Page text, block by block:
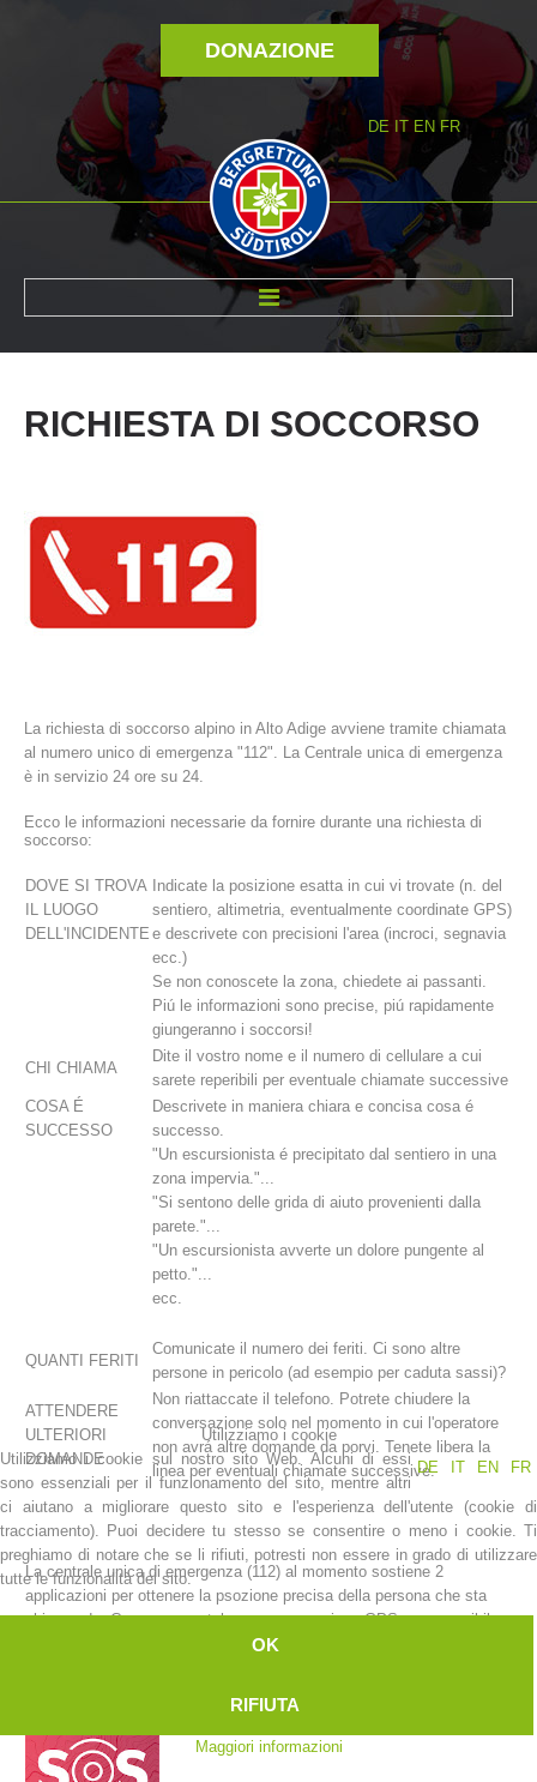
DONAZIONE
DE IT EN FR
La storia
Stazioni del soccorso alpino
RICHIESTA DI SOCCORSO
La richiesta di soccorso alpino in Alto Adige avviene tramite chiamata
al numero unico di emergenza "112". La Centrale unica di emergenza
è in servizio 24 ore su 24.
Ecco le informazioni necessarie da fornire durante una richiesta di
soccorso:
DOVE SI TROVA
IL LUOGO
DELL'INCIDENTE
Indicate la posizione esatta in cui vi trovate (n. del
sentiero, altimetria, eventualmente coordinate GPS)
e descrivete con precisioni l'area (incroci, segnavia
ecc.)
Se non conoscete la zona, chiedete ai passanti.
Piú le informazioni sono precise, piú rapidamente
giungeranno i soccorsi!
CHI CHIAMA
Dite il vostro nome e il numero di cellulare a cui
sarete reperibili per eventuale chiamate successive
COSA É
SUCCESSO
Descrivete in maniera chiara e concisa cosa é
successo.
"Un escursionista é precipitato dal sentiero in una
zona impervia."...
"Si sentono delle grida di aiuto provenienti dalla
parete."...
"Un escursionista avverte un dolore pungente al
petto."...
ecc.
QUANTI FERITI
Comunicate il numero dei feriti. Ci sono altre
persone in pericolo (ad esempio per caduta sassi)?
ATTENDERE
ULTERIORI
DOMANDE
Non riattaccate il telefono. Potrete chiudere la
conversazione solo nel momento in cui l'operatore
non avrá altre domande da porvi. Tenete libera la
linea per eventuali chiamate successive.
La centrale unica di emergenza (112) al momento sostiene 2
applicazioni per ottenere la psozione precisa della persona che sta
chiamando. Con uno smartphone a connessione GPS e se possibile
anche rete internet la centrale riceve la posizione esatta del
Utilizziamo i cookie
DE
IT EN FR
Utilizziamo i cookie sul nostro sito Web. Alcuni di essi
sono essenziali per il funzionamento del sito, mentre altri
ci aiutano a migliorare questo sito e l'esperienza dell'utente (cookie di
tracciamento). Puoi decidere tu stesso se consentire o meno i cookie. Ti
preghiamo di notare che se li rifiuti, potresti non essere in grado di utilizzare
tutte le funzionalità del sito.
OK
RIFIUTA
Maggiori informazioni